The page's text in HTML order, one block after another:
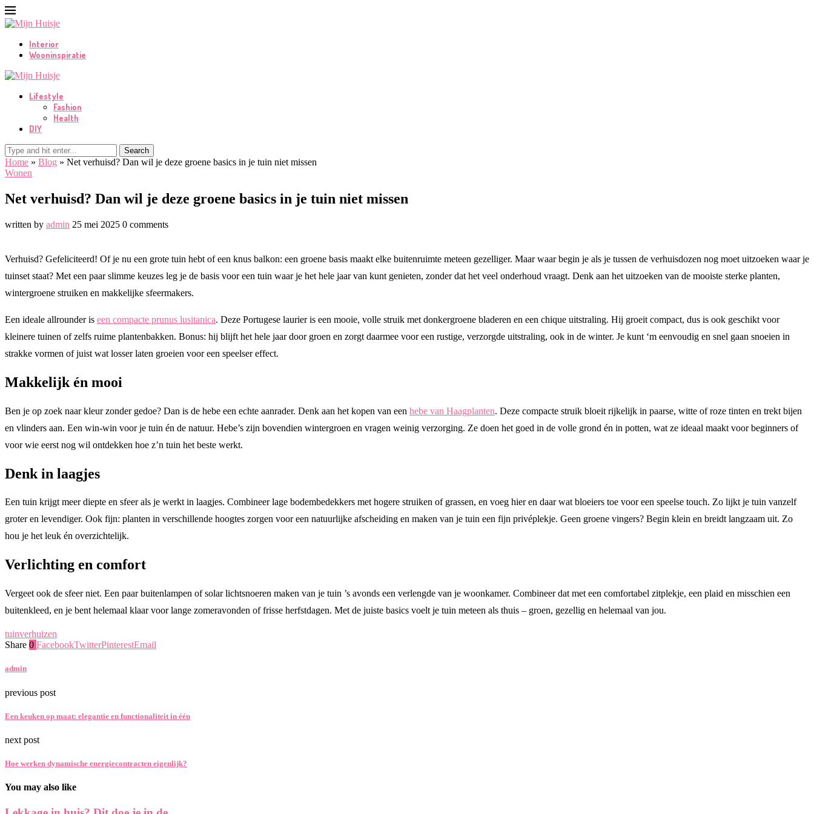
Interior
Wooninspiratie
Lifestyle
Fashion
Health
DIY
Search
Home » Blog » Net verhuisd? Dan wil je deze groene basics in je tuin niet missen
Wonen
Net verhuisd? Dan wil je deze groene basics in je tuin niet missen
written by admin 25 mei 2025 0 comments
Verhuisd? Gefeliciteerd! Of je nu een grote tuin hebt of een knus balkon: een groene basis maakt elke buitenruimte meteen gezelliger. Maar waar begin je als je tussen de verhuisdozen nog moet uitzoeken waar je
tuinset staat? Met een paar slimme keuzes leg je de basis voor een tuin waar je het hele jaar van kunt genieten, zonder dat het veel onderhoud vraagt. Denk aan het uitzoeken van de mooiste sterke planten,
wintergroene struiken en makkelijke sfeermakers.
Een ideale allrounder is een compacte prunus lusitanica. Deze Portugese laurier is een mooie, volle struik met donkergroene bladeren en een chique uitstraling. Hij groeit compact, dus is ook geschikt voor
kleinere tuinen of zelfs ruime plantenbakken. Bonus: hij blijft het hele jaar door groen en zorgt daarmee voor een rustige, verzorgde uitstraling, ook in de winter. Je kunt ‘m eenvoudig en snel gaan snoeien in
strakke vormen of juist wat losser laten groeien voor een speelser effect.
Makkelijk én mooi
Ben je op zoek naar kleur zonder gedoe? Dan is de hebe een echte aanrader. Denk aan het kopen van een hebe van Haagplanten. Deze compacte struik bloeit rijkelijk in paarse, witte of roze tinten en trekt bijen
en vlinders aan. Een win-win voor je tuin én de natuur. Hebe’s zijn bovendien wintergroen en vragen weinig verzorging. Ze doen het goed in de volle grond én in potten, wat ze ideaal maakt voor beginners of
voor wie eerst nog wil ontdekken hoe z’n tuin het beste werkt.
Denk in laagjes
Een tuin krijgt meer diepte en sfeer als je werkt in laagjes. Combineer lage bodembedekkers met hogere struiken of grassen, en voeg hier en daar wat bloeiers toe voor een speelse touch. Zo lijkt je tuin vanzelf
groter en levendiger. Ook fijn: planten in verschillende hoogtes zorgen voor een natuurlijke afscheiding en maken van je tuin een fijn privéplekje. Geen groene vingers? Begin klein en breidt langzaam uit. Zo
hou je het leuk én overzichtelijk.
Verlichting en comfort
Vergeet ook de sfeer niet. Een paar buitenlampen of solar lichtsnoeren maken van je tuin ’s avonds een verlengde van je woonkamer. Combineer dat met een comfortabel zitplekje, een plaid en misschien een
buitenkleed, en je bent helemaal klaar voor lange zomeravonden of frisse herfstdagen. Met de juiste basics voelt je tuin meteen als thuis – groen, gezellig en helemaal van jou.
tuinverhuizen
Share 0 FacebookTwitterPinterestEmail
admin
previous post
Een keuken op maat: elegantie en functionaliteit in één
next post
Hoe werken dynamische energiecontracten eigenlijk?
You may also like